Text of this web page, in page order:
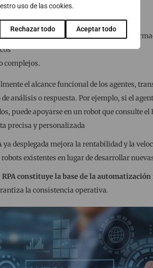
uso de las cookies.
Rechazar todo Aceptar todo
o CRM),
gestión de grandes volúmenes de
complejos.
el alcance funcional de los agentes,
análisis o respuesta. Por ejemplo, si el
puede apoyarse en un robot que consulte el
precisa y personalizada
desplegada mejora la rentabilidad y la
existentes en lugar de desarrollar
constituye la base de la
la consistencia operativa.